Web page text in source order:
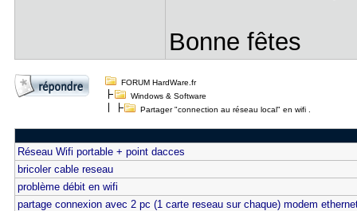
Bonne fêtes
FORUM HardWare.fr
Windows & Software
Partager "connection au réseau local" en wifi .
Réseau Wifi portable + point dacces
bricoler cable reseau
problème débit en wifi
partage connexion avec 2 pc (1 carte reseau sur chaque) modem